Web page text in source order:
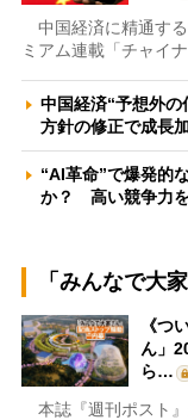
中国経済に精通す
ミアム連載「チャイ
中国経済“予想外
方針の修正で成長
“AI革命”で爆発的
か？ 高い競争力
「みんなで大
《つ
ん」
ら…
本誌『週刊ポスト